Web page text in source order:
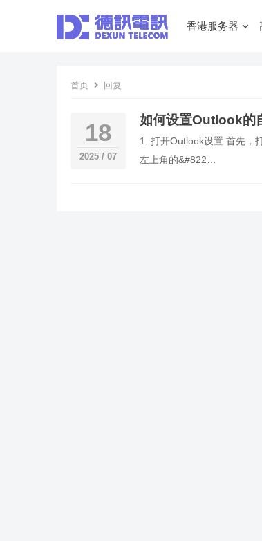
香港服务器
首页 回复
18
2025 / 07
如何设置Outlook的
1. 打开Outlook设置 首先，
左上角的&#822…